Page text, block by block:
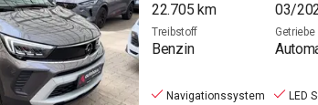
22.705 km 03/
Treibstoff
Benzin
Getriebe
Navigationssystem
LED